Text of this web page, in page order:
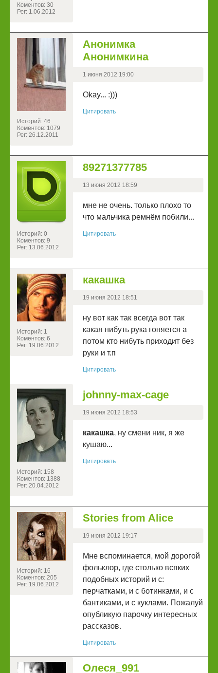
Коментов: 30
Рег: 1.06.2012
Историй: 46
Коментов: 1079
Рег: 26.12.2011
Анонимка
Анонимкина
1 июня 2012 19:00
Okay... :)))
Цитировать
Историй: 0
Коментов: 9
Рег: 13.06.2012
89271377785
13 июня 2012 18:59
мне не очень. только плохо то
что мальчика ремнём побили...
Цитировать
Историй: 1
Коментов: 6
Рег: 19.06.2012
какашка
19 июня 2012 18:51
ну вот как так всегда вот так
какая нибуть рука гоняется а
потом кто нибуть приходит без
руки и т.п
Цитировать
Историй: 158
Коментов: 1388
Рег: 20.04.2012
johnny-max-cage
19 июня 2012 18:53
какашка, ну смени ник, я же
кушаю...
Цитировать
Историй: 16
Коментов: 205
Рег: 19.06.2012
Stories from Alice
19 июня 2012 19:17
Мне вспоминается, мой дорогой
фольклор, где столько всяких
подобных историй и с:
перчатками, и с ботинками, и с
бантиками, и с куклами. Пожалуй
опубликую парочку интересных
рассказов.
Цитировать
Олеся_991